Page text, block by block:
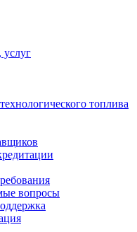
топлива
вопросы